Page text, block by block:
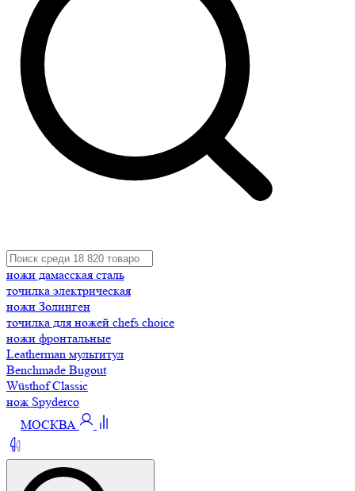
ножи дамасская сталь
точилка электрическая
ножи Золинген
точилка для ножей chefs choice
ножи фронтальные
Leatherman мультитул
Benchmade Bugout
Wüsthof Classic
нож Spyderco
МОСКВА